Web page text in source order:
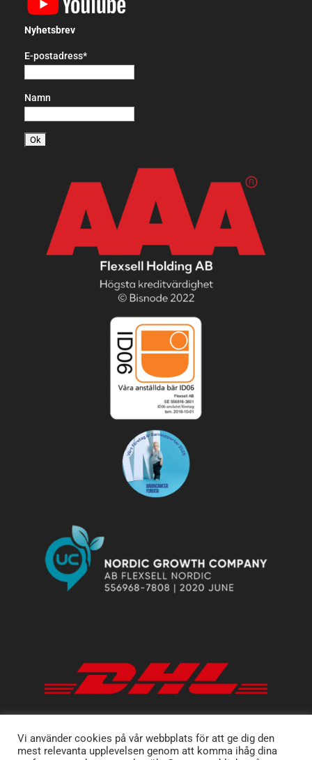
Nyhetsbrev
E-postadress*
Namn
Vi använder cookies på vår webbplats för att ge dig den
mest relevanta upplevelsen genom att komma ihåg dina